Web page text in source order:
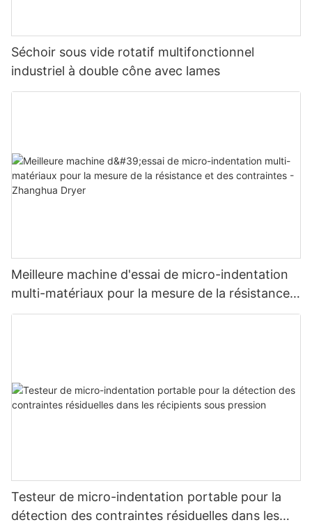
Séchoir sous vide rotatif multifonctionnel
industriel à double cône avec lames
Meilleure machine d'essai de micro-indentation
multi-matériaux pour la mesure de la résistance
et des contraintes - Zhanghua Dryer
Testeur de micro-indentation portable pour la
détection des contraintes résiduelles dans les